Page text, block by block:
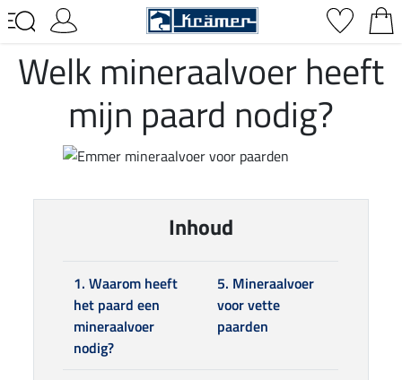
Welk mineraalvoer heeft
mijn paard nodig?
Inhoud
1. Waarom heeft
het paard een
mineraalvoer
nodig?
5. Mineraalvoer
voor vette
paarden